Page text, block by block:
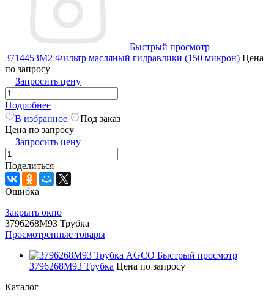
Быстрый просмотр
3714453M2 Фильтр масляный гидравлики (150 микрон) Цена
по запросу
Запросить цену
Подробнее
В избранное
Под заказ
Цена по запросу
Запросить цену
Поделиться
Ошибка
Закрыть окно
3796268M93 Трубка
Просмотренные товары
Быстрый просмотр
3796268M93 Трубка Цена по запросу
Каталог